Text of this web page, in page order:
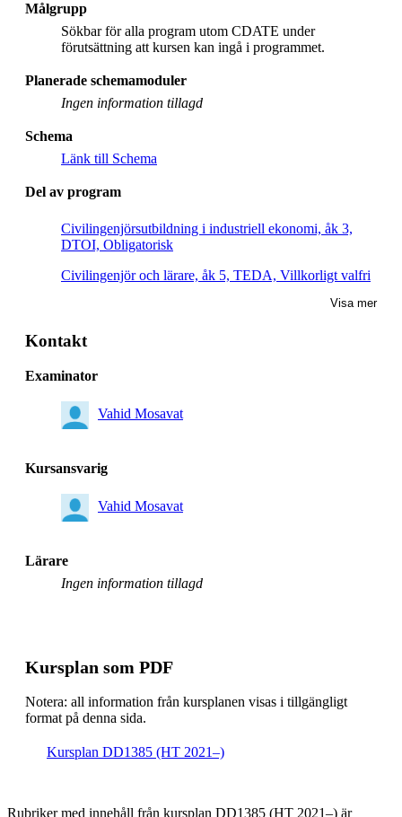
Målgrupp
Sökbar för alla program utom CDATE under
förutsättning att kursen kan ingå i programmet.
Planerade schemamoduler
Ingen information tillagd
Schema
Länk till Schema
Del av program
Civilingenjörsutbildning i industriell ekonomi, åk 3,
DTOI, Obligatorisk
Civilingenjör och lärare, åk 5, TEDA, Villkorligt valfri
Civilingenjör och lärare, åk 4, TEDA, Villkorligt valfri
Civilingenjörsutbildning i teknisk matematik, åk 2,
Masterprogram, systemteknik och robotik, åk 2,
Rekommenderad
Visa mer
Kontakt
Examinator
Vahid Mosavat
Kursansvarig
Vahid Mosavat
Lärare
Ingen information tillagd
Kursplan som PDF
Notera: all information från kursplanen visas i tillgängligt
format på denna sida.
Kursplan DD1385 (HT 2021–)
Rubriker med innehåll från kursplan DD1385 (HT 2021–) är